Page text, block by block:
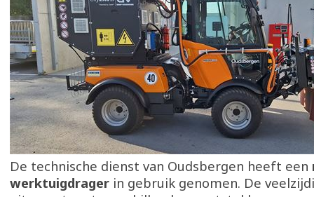
De technische dienst van Oudsbergen heeft een
werktuigdrager in gebruik genomen. De